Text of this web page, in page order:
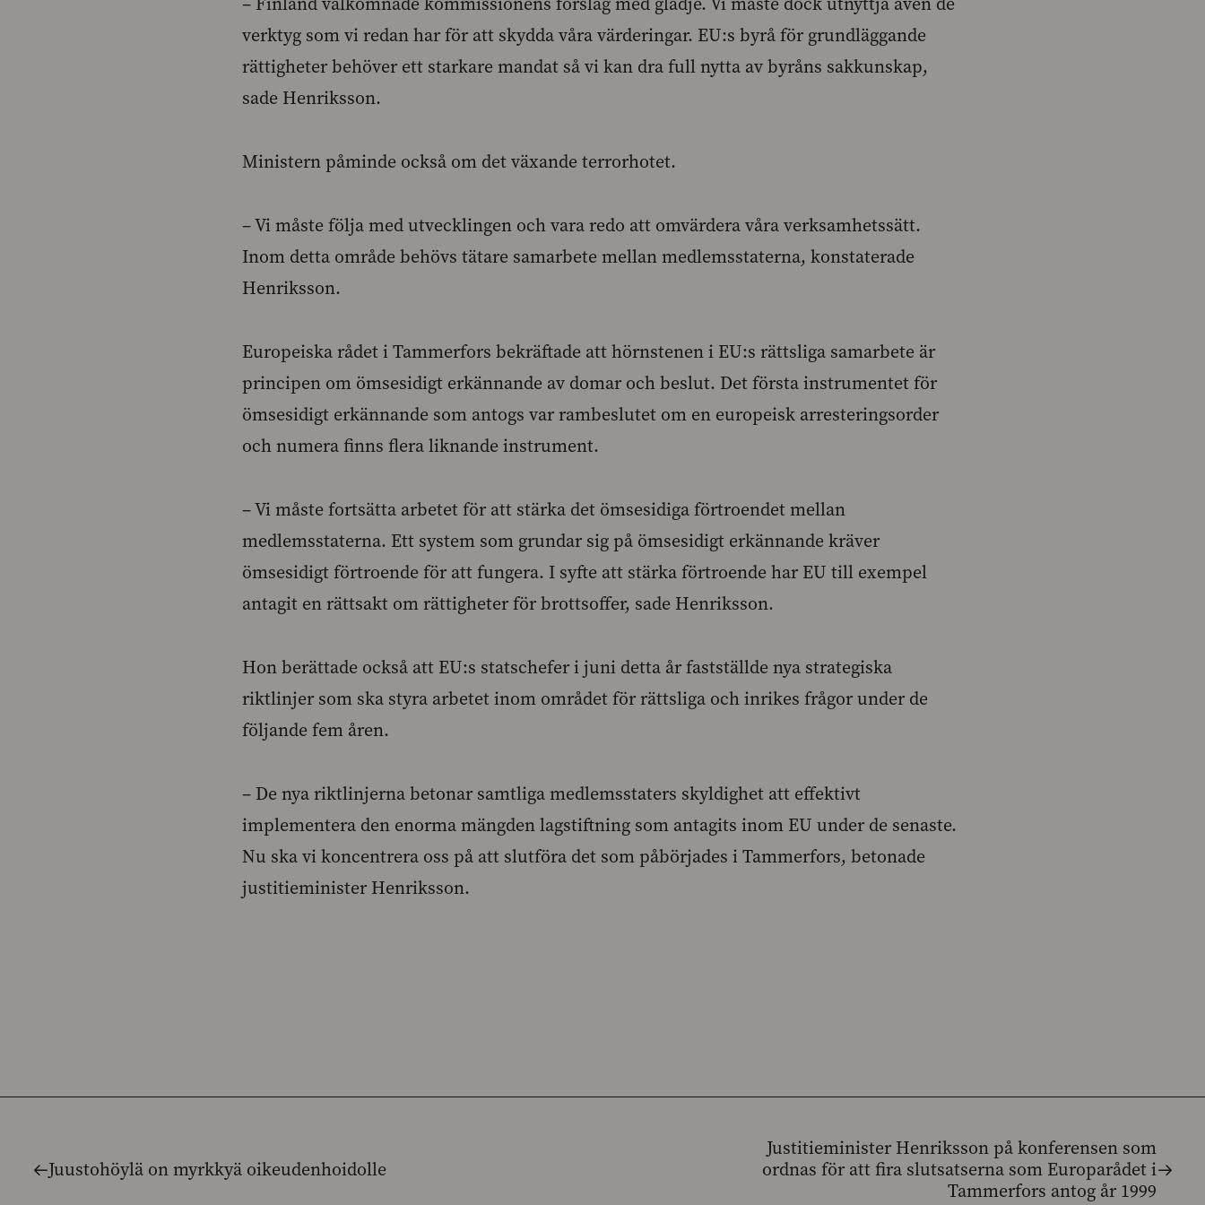
verktyg som vi redan har för att skydda våra värderingar. EU:s byrå för grundläggande
rättigheter behöver ett starkare mandat så vi kan dra full nytta av byråns sakkunskap,
sade Henriksson.
Ministern påminde också om det växande terrorhotet.
– Vi måste följa med utvecklingen och vara redo att omvärdera våra verksamhetssätt.
Inom detta område behövs tätare samarbete mellan medlemsstaterna, konstaterade
Henriksson.
Europeiska rådet i Tammerfors bekräftade att hörnstenen i EU:s rättsliga samarbete är
principen om ömsesidigt erkännande av domar och beslut. Det första instrumentet för
ömsesidigt erkännande som antogs var rambeslutet om en europeisk arresteringsorder
och numera finns flera liknande instrument.
– Vi måste fortsätta arbetet för att stärka det ömsesidiga förtroendet mellan
medlemsstaterna. Ett system som grundar sig på ömsesidigt erkännande kräver
ömsesidigt förtroende för att fungera. I syfte att stärka förtroende har EU till exempel
antagit en rättsakt om rättigheter för brottsoffer, sade Henriksson.
Hon berättade också att EU:s statschefer i juni detta år fastställde nya strategiska
riktlinjer som ska styra arbetet inom området för rättsliga och inrikes frågor under de
följande fem åren.
– De nya riktlinjerna betonar samtliga medlemsstaters skyldighet att effektivt
implementera den enorma mängden lagstiftning som antagits inom EU under de senaste.
Nu ska vi koncentrera oss på att slutföra det som påbörjades i Tammerfors, betonade
justitieminister Henriksson.
Juustohöylä on myrkkyä oikeudenhoidolle
Justitieminister Henriksson på konferensen som
ordnas för att fira slutsatserna som Europarådet i
Tammerfors antog år 1999